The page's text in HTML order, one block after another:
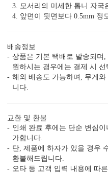
7. 모바일 청첩장,
단품 가격만 보지
GRENDY171의 제작
특별한 당신과의 만남을 준비하
GRENDY171의 제작 공법을 확
3. 모서리의 미세한 톱니 자국
4. 앞면이 뒷면보다 0.5mm 정
배송정보
상품은 기본 택배로 발송되며
원하시는 경우에는 결제 시
해외 배송도 가능하며, 무게
니다.
교환 및 환불
인쇄 완료 후에는 단순 변심
가합니다.
단, 제품에 하자가 있을 경우
환불해드립니다.
오타 등 고객 입력 내용에 따